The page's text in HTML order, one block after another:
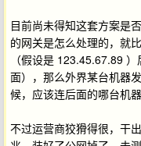
目前尚未得知这套方案是
的网关是怎么处理的，就
（假设是 123.45.67.89
面），那么外界某台机器
候，应该连后面的哪台机
不过运营商狡猾得很，干